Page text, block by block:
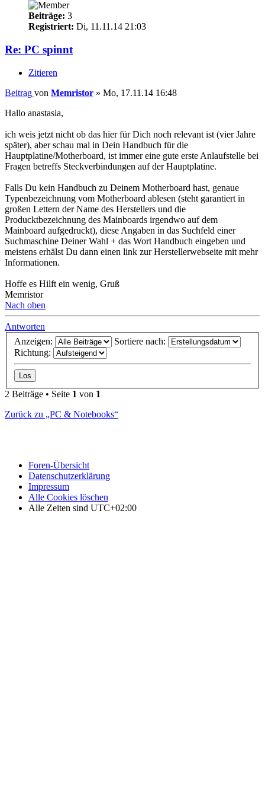
Beiträge: 3
Registriert: Di, 11.11.14 21:03
Re: PC spinnt
Zitieren
Beitrag von Memristor » Mo, 17.11.14 16:48
Hallo anastasia,
ich weis jetzt nicht ob das hier für Dich noch relevant ist (vier Jahre
später), aber schau mal in Dein Handbuch für die
Hauptplatine/Motherboard, ist immer eine gute erste Anlaufstelle bei
Fragen betreffs Steckverbindungen auf der Hauptplatine.
Falls Du kein Handbuch zu Deinem Motherboard hast, genaue
Typenbezeichnung vom Motherboard ablesen (steht garantiert in
großen Lettern der Name des Herstellers und die
Producktbezeichnung des Mainboards irgendwo auf dem
Mainboard aufgedruckt), diese Angaben in das Suchfeld einer
Suchmaschine Deiner Wahl + das Wort Handbuch eingeben und
meistens erhälst Du dann einen link zur Herstellerwebseite mit mehr
Informationen.
Hoffe es Hilft ein wenig, Gruß
Memristor
Nach oben
Antworten
Anzeigen:
Sortiere nach:
Richtung:
2 Beiträge • Seite 1 von 1
Zurück zu „PC & Notebooks“
Foren-Übersicht
Datenschutzerklärung
Impressum
Alle Cookies löschen
Alle Zeiten sind UTC+02:00